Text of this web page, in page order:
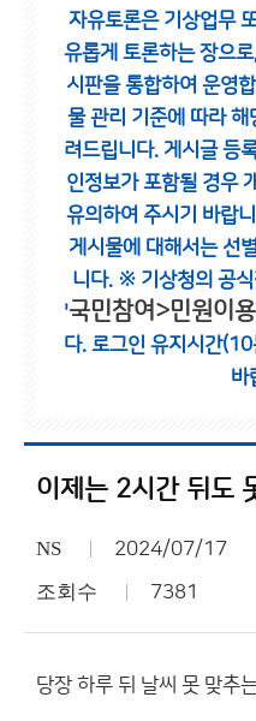
자유토론은 기상업무
유롭게 토론하는 장으
시판을 통합하여 운영
물 관리 기준에 따라
려드립니다. 게시글 등
인정보가 포함될 경우
유의하여 주시기 바랍
게시물에 대해서는 선
니다. ※ 기상청의 공식
'국민참여>민원이
다. 로그인 유지시간(10
바
이제는 2시간 뒤도
NS 2024/07/17
조회수 7381
당장 하루 뒤 날씨 못 맞추